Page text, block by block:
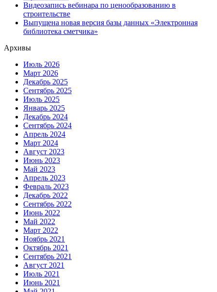
Видеозапись вебинара по ценообразованию в
строительстве
Выпущена новая версия базы данных «Электронная
библиотека сметчика»
Архивы
Июль 2026
Март 2026
Декабрь 2025
Сентябрь 2025
Июль 2025
Январь 2025
Декабрь 2024
Сентябрь 2024
Апрель 2024
Март 2024
Август 2023
Июнь 2023
Май 2023
Апрель 2023
Февраль 2023
Декабрь 2022
Сентябрь 2022
Июнь 2022
Май 2022
Март 2022
Ноябрь 2021
Октябрь 2021
Сентябрь 2021
Август 2021
Июль 2021
Июнь 2021